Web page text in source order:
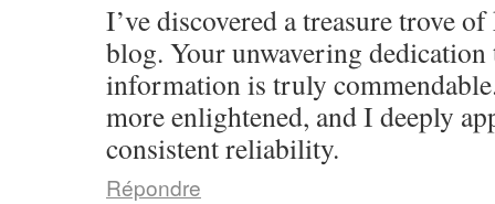
I’ve discovered a treasure trove
blog. Your unwavering
information is truly
more enlightened, and I deeply
consistent reliability.
Répondre